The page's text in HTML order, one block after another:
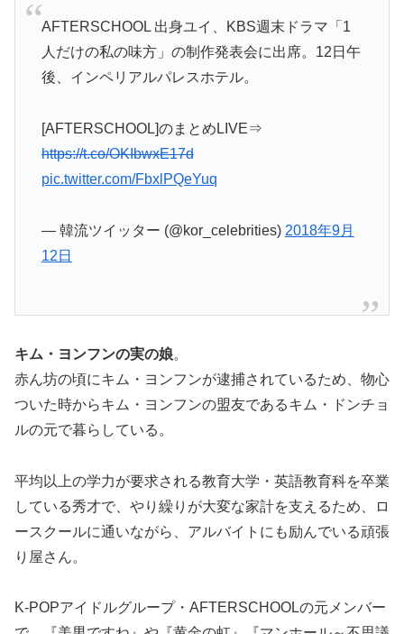
AFTERSCHOOL 出身ユイ、KBS週末ドラマ「1
人だけの私の味方」の制作発表会に出席。12日午
後、インペリアルパレスホテル。
[AFTERSCHOOL]のまとめLIVE⇒
https://t.co/OKIbwxE17d
pic.twitter.com/FbxlPQeYuq
— 韓流ツイッター (@kor_celebrities) 2018年9月
12日
キム・ヨンフンの実の娘。
赤ん坊の頃にキム・ヨンフンが逮捕されているため、物心
ついた時からキム・ヨンフンの盟友であるキム・ドンチョ
ルの元で暮らしている。
平均以上の学力が要求される教育大学・英語教育科を卒業
している秀才で、やり繰りが大変な家計を支えるため、ロ
ースクールに通いながら、アルバイトにも励んでいる頑張
り屋さん。
K-POPアイドルグループ・AFTERSCHOOLの元メンバー